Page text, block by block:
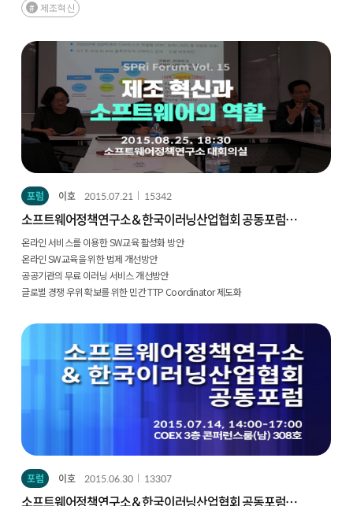
제조혁신
포럼 이호 2015.07.21 15342
소프트웨어정책연구소＆한국이러닝산업협회 공동포럼
(결과)
온라인 서비스를 이용한 SW교육 활성화 방안
온라인 SW교육을 위한 법제 개선방안
공공기관의 무료 이러닝 서비스 개선방안
글로벌 경쟁 우위 확보를 위한 민간 TTP Coordinator 제도화
포럼 이호 2015.06.30 13307
소프트웨어정책연구소＆한국이러닝산업협회 공동포럼